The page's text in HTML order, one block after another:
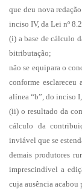
que deu nova
inciso IV, da Lei nº
(i) a base de cálculo
bitributação;
não se equipara o
conforme esclareceu
alínea “b”, do inciso
(ii) o resultado da
cálculo da
inviável que se
demais produtores
imprescindível a
cuja ausência acabou